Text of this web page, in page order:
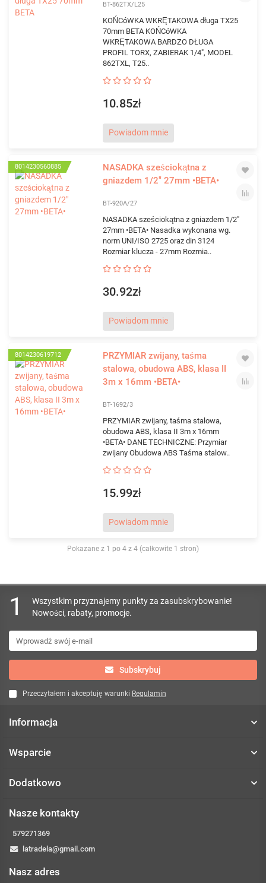
BT-862TX/L25
KOŃCóWKA WKRĘTAKOWA długa TX25
70mm BETA KOŃCóWKA
WKRĘTAKOWA BARDZO DŁUGA
PROFIL TORX, ZABIERAK 1/4", MODEL
862TXL, T25..
10.85zł
Powiadom mnie
8014230560885
NASADKA sześciokątna z
gniazdem 1/2" 27mm •BETA•
BT-920A/27
NASADKA sześciokątna z gniazdem 1/2"
27mm •BETA• Nasadka wykonana wg.
norm UNI/ISO 2725 oraz din 3124
Rozmiar klucza - 27mm Rozmia..
30.92zł
Powiadom mnie
8014230619712
PRZYMIAR zwijany, taśma
stalowa, obudowa ABS, klasa II
3m x 16mm •BETA•
BT-1692/3
PRZYMIAR zwijany, taśma stalowa,
obudowa ABS, klasa II 3m x 16mm
•BETA• DANE TECHNICZNE: Przymiar
zwijany Obudowa ABS Taśma stalow..
15.99zł
Powiadom mnie
Pokazane z 1 po 4 z 4 (całkowite 1 stron)
1
Wszystkim przyznajemy punkty za zasubskrybowanie!
Nowości, rabaty, promocje.
Subskrybuj
Przeczytałem i akceptuję warunki Regulamin
Informacja
Wsparcie
Dodatkowo
Nasze kontakty
579271369
latradela@gmail.com
Nasz adres